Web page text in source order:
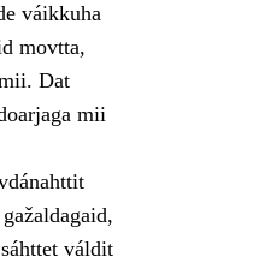
váikkuha
movtta,
Dat
mii
váldit